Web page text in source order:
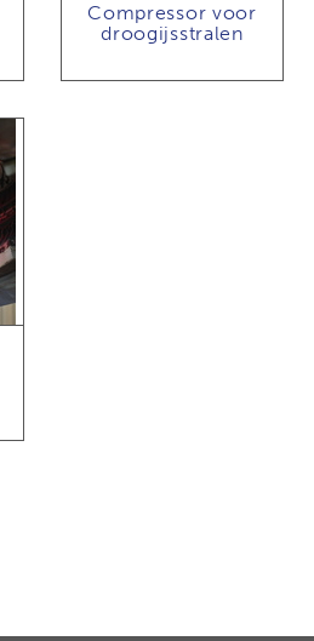
Compressor voor
droogijsstralen